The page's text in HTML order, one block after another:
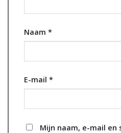
Naam *
E-mail *
Mijn naam, e-mail en